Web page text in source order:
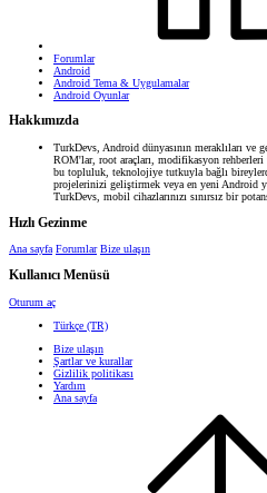
Forumlar
Android
Android Tema & Uygulamalar
Android Oyunlar
Hakkımızda
TurkDevs, Android dünyasının meraklıları
ROM'lar, root araçları, modifikasyon
bu topluluk, teknolojiye tutkuyla bağlı
projelerinizi geliştirmek veya en yeni Android
TurkDevs, mobil cihazlarınızı sınırsız bir
Hızlı Gezinme
Ana sayfa Forumlar Bize ulaşın
Kullanıcı Menüsü
Oturum aç
Türkçe (TR)
Bize ulaşın
Şartlar ve kurallar
Gizlilik politikası
Yardım
Ana sayfa